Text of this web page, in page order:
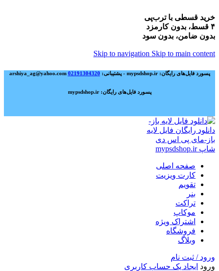
خرید قسطی با ترب‌پی
۴ قسط، بدون کارمزد
بدون ضامن، بدون سود
Skip to navigation Skip to main content
پسورد فایل‌های رایگان: mypsdshop.ir - پشتیبانی: arshiya_ag@yahoo.com 02191304320
پسورد فایل‌های رایگان: mypsdshop.ir
صفحه اصلی
کارت ویزیت
تقویم
بنر
تراکت
موکاپ
اشتراک ویژه
فروشگاه
وبلاگ
ورود / ثبت نام
ورود ایجاد یک حساب کاربری